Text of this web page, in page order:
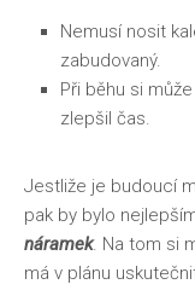
Nemusí nosit
zabudovaný.
Při běhu si
zlepšil čas.
Jestliže je budoucí
pak by bylo
náramek. Na tom si
má v plánu